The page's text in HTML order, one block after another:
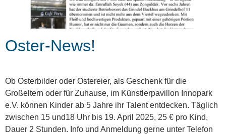
Oster-News!
Ob Osterbilder oder Ostereier, als Geschenk für die
Großeltern oder für Zuhause, im Künstlerpavillon Innopark
e.V. können Kinder ab 5 Jahre ihr Talent entdecken. Täglich
zwischen 15 und18 Uhr bis 19. April 2025, 25 € pro Kind,
Dauer 2 Stunden. Info und Anmeldung gerne unter Telefon